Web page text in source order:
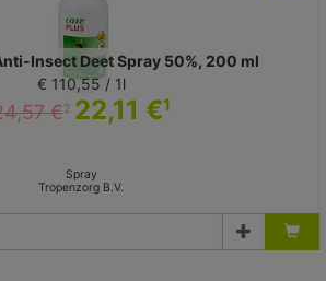
Insect Deet Spray 50%, 200 ml
€ 110,55 / 1l
€2 22,11 €1
Spray
Tropenzorg B.V.